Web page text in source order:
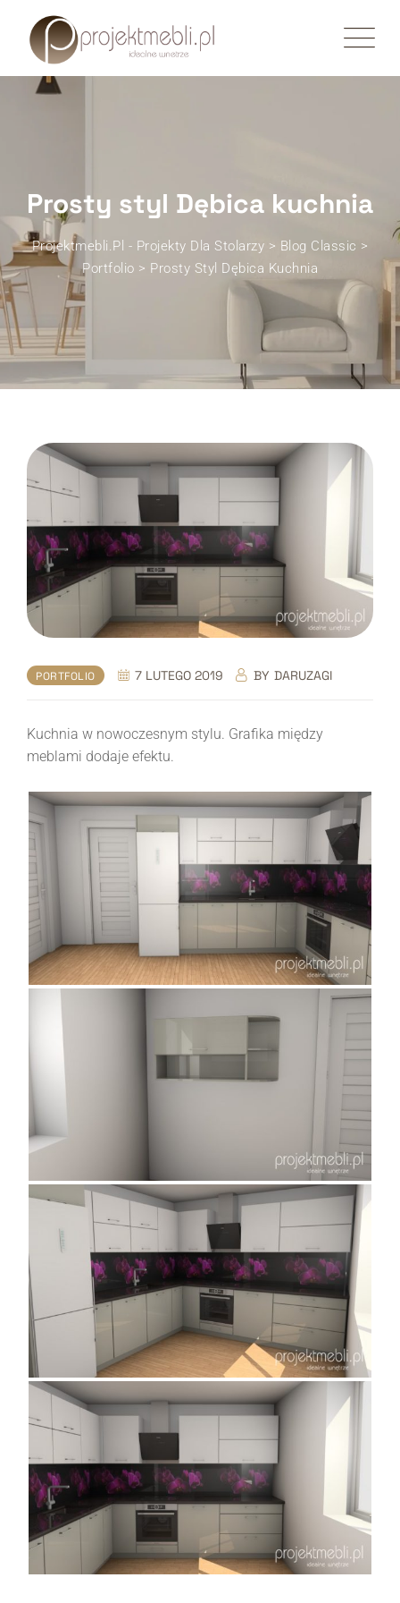
content
Prosty styl Dębica kuchnia
Projektmebli.pl - Projekty Dla Stolarzy > Blog Classic >
Portfolio > Prosty Styl Dębica Kuchnia
PORTFOLIO 7 LUTEGO 2019 BY DARUZAGI
Kuchnia w nowoczesnym stylu. Grafika między
meblami dodaje efektu.